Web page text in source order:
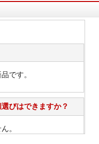
です。
びはできますか？
。